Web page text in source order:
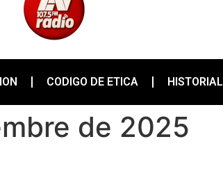
CODIGO DE ETICA HISTORIAL
de 2025